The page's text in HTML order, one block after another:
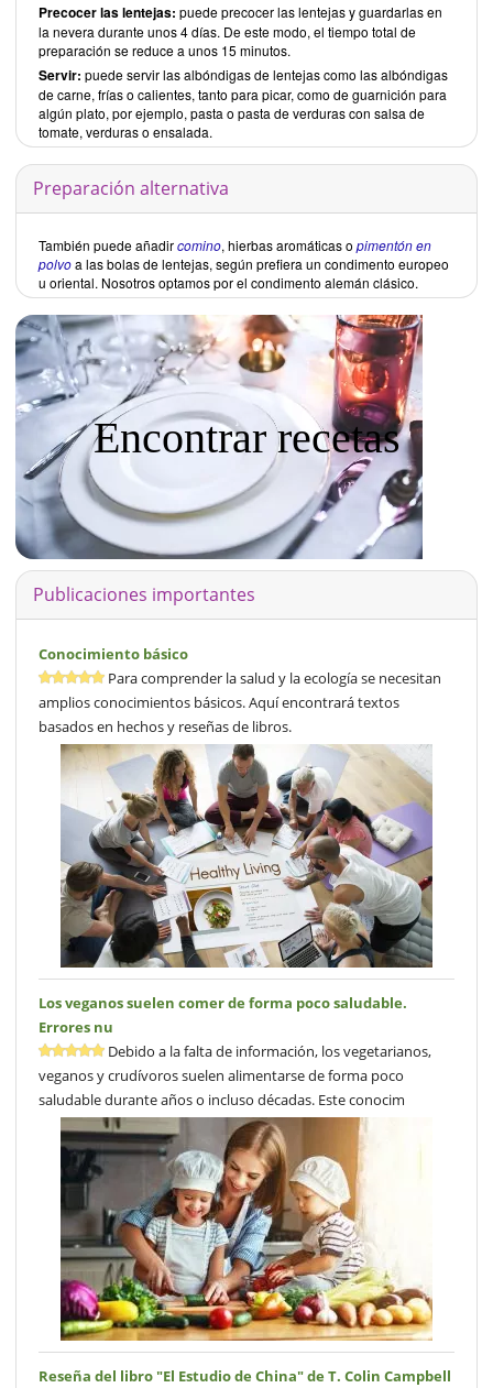
Precocer las lentejas: puede precocer las lentejas y guardarlas en
la nevera durante unos 4 días. De este modo, el tiempo total de
preparación se reduce a unos 15 minutos.
Servir: puede servir las albóndigas de lentejas como las albóndigas
de carne, frías o calientes, tanto para picar, como de guarnición para
algún plato, por ejemplo, pasta o pasta de verduras con salsa de
tomate, verduras o ensalada.
Preparación alternativa
También puede añadircomino, hierbas aromáticas o pimentón en
polvoa las bolas de lentejas, según prefiera un condimento europeo
u oriental. Nosotros optamos por el condimento alemán clásico.
Encontrar recetas
Publicaciones importantes
Conocimiento básico
Para comprender la salud y la ecología se necesitan
amplios conocimientos básicos. Aquí encontrará textos
basados en hechos y reseñas de libros.
Los veganos suelen comer de forma poco saludable.
Errores nu
Debido a la falta de información, los vegetarianos,
veganos y crudívoros suelen alimentarse de forma poco
saludable durante años o incluso décadas. Este conocim
Reseña del libro "El Estudio de China" de T. Colin Campbell